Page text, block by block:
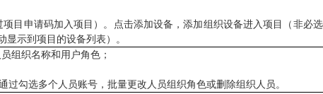
目申请码加入项目）。点击添加设备，添加组织设备进入项目（非必
示到项目的设备列表）。
组织名称和用户角色；
勾选多个人员账号，批量更改人员组织角色或删除组织人员。